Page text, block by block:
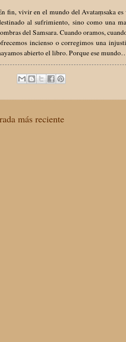
fin, vivir en el mundo del Avataṃsaka
al sufrimiento, sino como una
del Samsara. Cuando oramos,
incienso o corregimos una
abierto el libro. Porque ese
más reciente